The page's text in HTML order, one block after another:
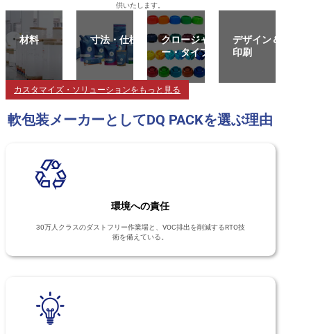
供いたします。
材料 寸法・仕様
クロージャ
ー・タイプ
デザイン＆
印刷
カスタマイズ・ソリューションをもっと見る
軟包装メーカーとしてDQ PACKを選ぶ理由
環境への責任
30万人クラスのダストフリー作業場と、VOC排出を削減するRTO技
術を備えている。